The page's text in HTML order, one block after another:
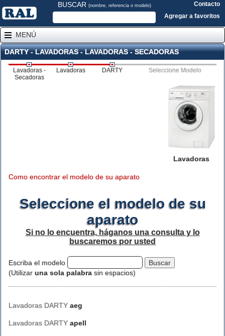
BUSCAR (nombre, referencia o modelo)
Contacto
Agregar a favoritos
MENÚ
DARTY - LAVADORAS - LAVADORAS - SECADORAS
Lavadoras -
Secadoras
Lavadoras DARTY Seleccione Modelo
Lavadoras
Como encontrar el modelo de su aparato
Seleccione el modelo de su
aparato
Si no lo encuentra, háganos una consulta y lo
buscaremos por usted
Escriba el modelo
(Utilizar una sola palabra sin espacios)
Lavadoras DARTY aeg
Lavadoras DARTY apell